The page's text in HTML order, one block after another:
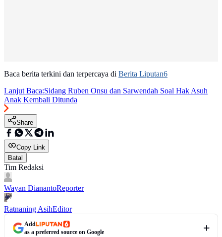
Baca berita terkini dan terpercaya di Berita Liputan6
Lanjut Baca:Sidang Ruben Onsu dan Sarwendah Soal Hak Asuh
Anak Kembali Ditunda
Share
Copy Link
Batal
Tim Redaksi
Wayan DianantoReporter
Ratnaning AsihEditor
Add
as a preferred source on Google